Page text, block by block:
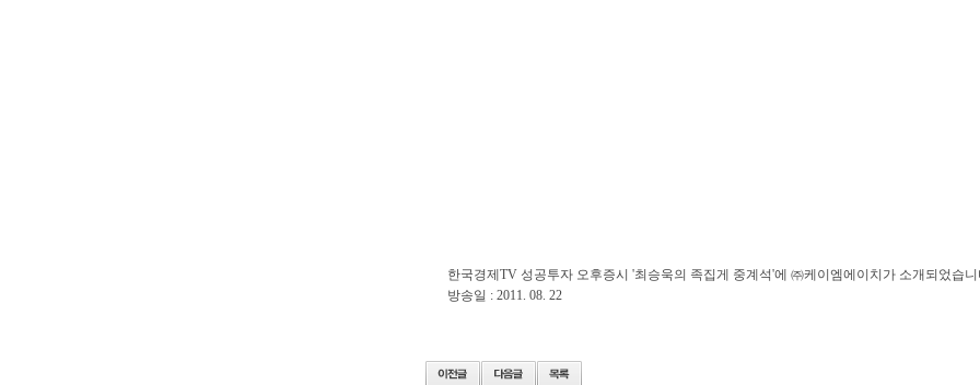
한국경제TV 성공투자 오후증시 '최승욱의 족집게 중계석'에 ㈜케이엠에이치가 소개되었습니
방송일 : 2011. 08. 22